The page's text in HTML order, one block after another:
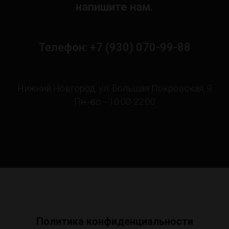
Политика конфиденциальности